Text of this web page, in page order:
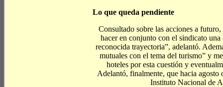
Lo que queda pendiente
Consultado sobre las acciones a
hacer en conjunto con el sindicato
reconocida trayectoria”, adelantó.
mutuales con el tema del turismo” y
hoteles por esta cuestión y
Adelantó, finalmente, que hacia agosto
Instituto Nacional de